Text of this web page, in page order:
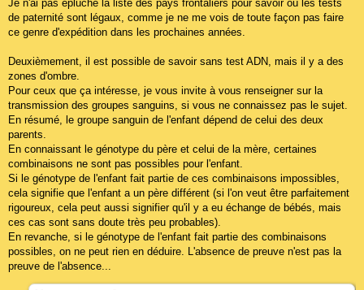
Je n'ai pas épluché la liste des pays frontaliers pour savoir où les tests
de paternité sont légaux, comme je ne me vois de toute façon pas faire
ce genre d'expédition dans les prochaines années.
Deuxièmement, il est possible de savoir sans test ADN, mais il y a des
zones d'ombre.
Pour ceux que ça intéresse, je vous invite à vous renseigner sur la
transmission des groupes sanguins, si vous ne connaissez pas le sujet.
En résumé, le groupe sanguin de l'enfant dépend de celui des deux
parents.
En connaissant le génotype du père et celui de la mère, certaines
combinaisons ne sont pas possibles pour l'enfant.
Si le génotype de l'enfant fait partie de ces combinaisons impossibles,
cela signifie que l'enfant a un père différent (si l'on veut être parfaitement
rigoureux, cela peut aussi signifier qu'il y a eu échange de bébés, mais
ces cas sont sans doute très peu probables).
En revanche, si le génotype de l'enfant fait partie des combinaisons
possibles, on ne peut rien en déduire. L'absence de preuve n'est pas la
preuve de l'absence...